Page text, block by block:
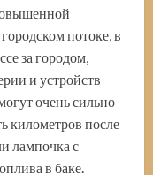
потоке, в
за городом,
и устройств
очень сильно
километров после
лампочка с
в баке.